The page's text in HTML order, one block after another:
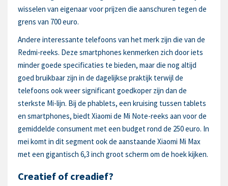
wisselen van eigenaar voor prijzen die aanschuren tegen de
grens van 700 euro.
Andere interessante telefoons van het merk zijn die van de
Redmi-reeks. Deze smartphones kenmerken zich door iets
minder goede specificaties te bieden, maar die nog altijd
goed bruikbaar zijn in de dagelijkse praktijk terwijl de
telefoons ook weer significant goedkoper zijn dan de
sterkste Mi-lijn. Bij de phablets, een kruising tussen tablets
en smartphones, biedt Xiaomi de Mi Note-reeks aan voor de
gemiddelde consument met een budget rond de 250 euro. In
mei komt in dit segment ook de aanstaande Xiaomi Mi Max
met een gigantisch 6,3 inch groot scherm om de hoek kijken.
Creatief of creadief?